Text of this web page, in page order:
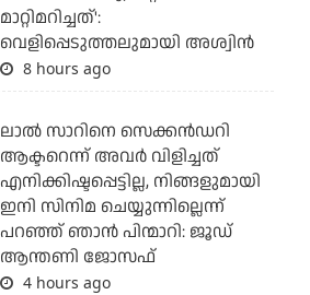
മാറ്റിമറിച്ചത്':
വെളിപ്പെടുത്തലുമായി അശ്വിന്‍
8 hours ago
ലാല്‍ സാറിനെ സെക്കന്‍ഡറി
ആക്ടറെന്ന് അവര്‍ വിളിച്ചത്
എനിക്കിഷ്ടപ്പെട്ടില്ല, നിങ്ങളുമായി
ഇനി സിനിമ ചെയ്യുന്നില്ലെന്ന്
പറഞ്ഞ് ഞാന്‍ പിന്മാറി: ജൂഡ്
ആന്തണി ജോസഫ്
4 hours ago